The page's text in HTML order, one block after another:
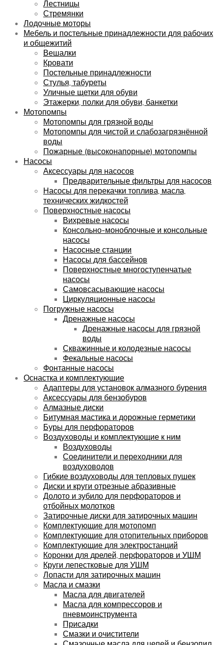
Лестницы
Стремянки
Лодочные моторы
Мебель и постельные принадлежности для рабочих
и общежитий
Вешалки
Кровати
Постельные принадлежности
Стулья, табуреты
Уличные щетки для обуви
Этажерки, полки для обуви, банкетки
Мотопомпы
Мотопомпы для грязной воды
Мотопомпы для чистой и слабозагрязнённой
воды
Пожарные (высоконапорные) мотопомпы
Насосы
Аксессуары для насосов
Предварительные фильтры для насосов
Насосы для перекачки топлива, масла,
технических жидкостей
Поверхностные насосы
Вихревые насосы
Консольно-моноблочные и консольные
насосы
Насосные станции
Насосы для бассейнов
Поверхностные многоступенчатые
насосы
Самовсасывающие насосы
Циркуляционные насосы
Погружные насосы
Дренажные насосы
Дренажные насосы для грязной
воды
Скважинные и колодезные насосы
Фекальные насосы
Фонтанные насосы
Оснастка и комплектующие
Адаптеры для установок алмазного бурения
Аксессуары для бензобуров
Алмазные диски
Битумная мастика и дорожные герметики
Буры для перфораторов
Воздуховоды и комплектующие к ним
Воздуховоды
Соединители и переходники для
воздуховодов
Гибкие воздуховоды для тепловых пушек
Диски и круги отрезные абразивные
Долото и зубило для перфораторов и
отбойных молотков
Затирочные диски для затирочных машин
Комплектующие для мотопомп
Комплектующие для отопительных приборов
Комплектующие для электростанций
Коронки для дрелей, перфораторов и УШМ
Круги лепестковые для УШМ
Лопасти для затирочных машин
Масла и смазки
Масла для двигателей
Масла для компрессоров и
пневмоинструмента
Присадки
Смазки и очистители